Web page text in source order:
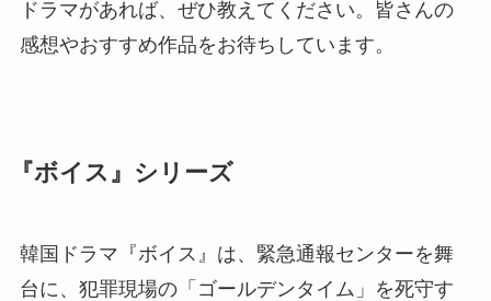
ドラマがあれば、ぜひ教えてください。皆さんの
感想やおすすめ作品をお待ちしています。
『ボイス』シリーズ
韓国ドラマ『ボイス』は、緊急通報センターを舞
台に、犯罪現場の「ゴールデンタイム」を死守す